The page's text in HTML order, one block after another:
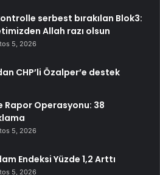
serbest bırakılan Blok3:
Allah razı olsun
5, 2026
CHP’li Özalper’e destek
Rapor Operasyonu: 38
5, 2026
Endeksi Yüzde 1,2 Arttı
5, 2026